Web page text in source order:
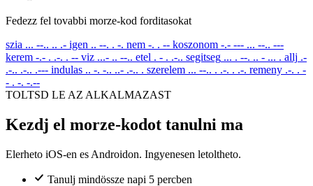
Fedezz fel tovabbi morze-kod forditasokat
szia ... --.. .. .- igen .. --. . -. nem -. . -- koszonom -.- --- ... --.. ---
kerem -.- . .-. . -- viz ...- .. --.. etel . - . .-.. segitseg ... . --. .. - ... . allj .-
.-.. .-.. .--- indulas .. -. -.. ..- .-.. . szerelem ... --.. . .-. . .-. remeny .-. . -
- . -. -.--
TOLTSD LE AZ ALKALMAZAST
Kezdj el morze-kodot tanulni ma
Elerheto iOS-en es Androidon. Ingyenesen letoltheto.
Tanulj mindössze napi 5 percben